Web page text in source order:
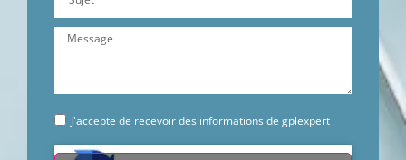
J'accepte de recevoir des informations de gplexpert